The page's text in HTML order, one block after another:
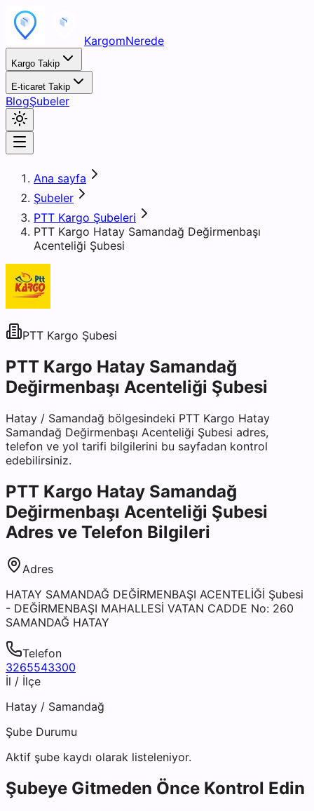
KargomNerede
Kargo Takip
E-ticaret Takip
BlogŞubeler
Ana sayfa
Şubeler
PTT Kargo Şubeleri
PTT Kargo Hatay Samandağ Değirmenbaşı
Acenteliği Şubesi
PTT Kargo Şubesi
PTT Kargo Hatay Samandağ
Değirmenbaşı Acenteliği Şubesi
Hatay / Samandağ bölgesindeki PTT Kargo Hatay
Samandağ Değirmenbaşı Acenteliği Şubesi adres,
telefon ve yol tarifi bilgilerini bu sayfadan kontrol
edebilirsiniz.
PTT Kargo Hatay Samandağ
Değirmenbaşı Acenteliği Şubesi
Adres ve Telefon Bilgileri
Adres
HATAY SAMANDAĞ DEĞİRMENBAŞI ACENTELİĞİ Şubesi
- DEĞİRMENBAŞI MAHALLESİ VATAN CADDE No: 260
SAMANDAĞ HATAY
Telefon
3265543300
İl / İlçe
Hatay / Samandağ
Şube Durumu
Aktif şube kaydı olarak listeleniyor.
Şubeye Gitmeden Önce Kontrol Edin